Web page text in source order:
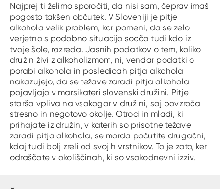
Najprej ti želimo sporočiti, da nisi sam, čeprav imaš
pogosto takšen občutek. V Sloveniji je pitje
alkohola velik problem, kar pomeni, da se zelo
verjetno s podobno situacijo sooča tudi kdo iz
tvoje šole, razreda. Jasnih podatkov o tem, koliko
družin živi z alkoholizmom, ni, vendar podatki o
porabi alkohola in posledicah pitja alkohola
nakazujejo, da se težave zaradi pitja alkohola
pojavljajo v marsikateri slovenski družini. Pitje
starša vpliva na vsakogar v družini, saj povzroča
stresno in negotovo okolje. Otroci in mladi, ki
prihajate iz družin, v katerih so prisotne težave
zaradi pitja alkohola, se morda počutite drugačni,
kdaj tudi bolj zreli od svojih vrstnikov. To je zato, ker
odraščate v okoliščinah, ki so vsakodnevni izziv.